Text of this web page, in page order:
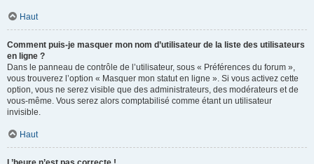
Haut
Comment puis-je masquer mon nom d’utilisateur de la liste des utilisateurs
en ligne ?
Dans le panneau de contrôle de l’utilisateur, sous « Préférences du forum »,
vous trouverez l’option « Masquer mon statut en ligne ». Si vous activez cette
option, vous ne serez visible que des administrateurs, des modérateurs et de
vous-même. Vous serez alors comptabilisé comme étant un utilisateur
invisible.
Haut